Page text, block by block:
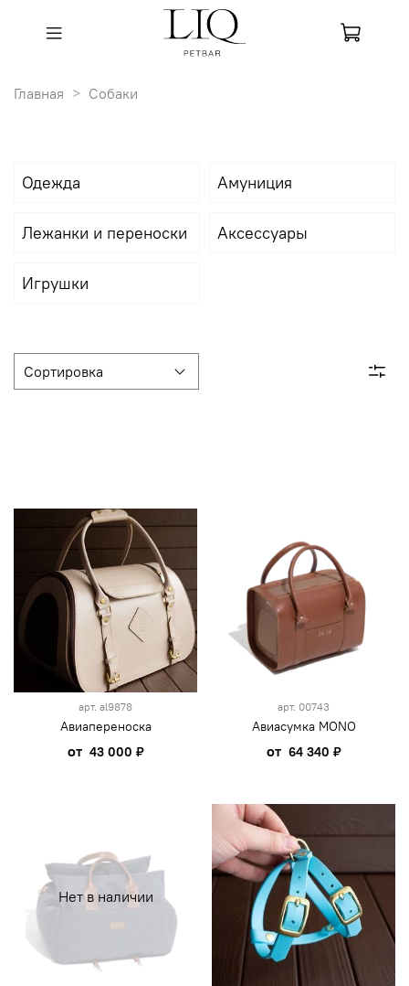
Главная Собаки
Одежда Амуниция
Лежанки и переноски Аксессуары
Игрушки
арт. al9878
Авиапереноска
от 43 000 ₽
арт. 00743
Авиасумка MONO
от 64 340 ₽
Нет в наличии